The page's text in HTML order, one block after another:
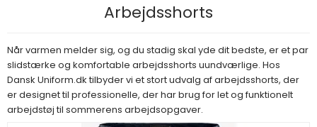
Arbejdsshorts
Når varmen melder sig, og du stadig skal yde dit bedste, er et par
slidstærke og komfortable arbejdsshorts uundværlige. Hos
Dansk Uniform.dk tilbyder vi et stort udvalg af arbejdsshorts, der
er designet til professionelle, der har brug for let og funktionelt
arbejdstøj til sommerens arbejdsopgaver.